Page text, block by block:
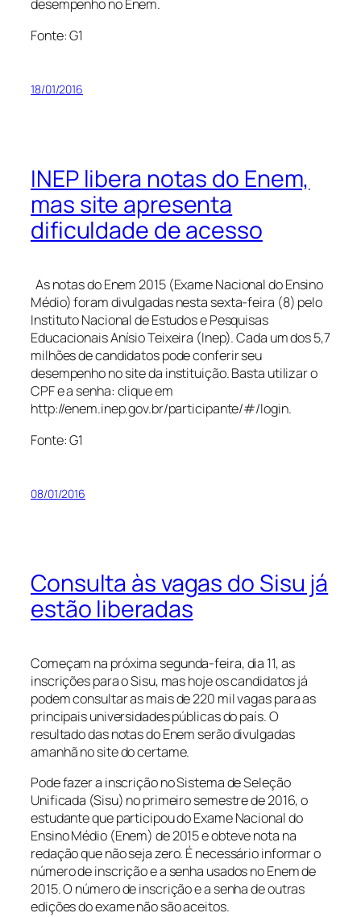
desempenho no Enem.
Fonte: G1
18/01/2016
INEP libera notas do Enem,
mas site apresenta
dificuldade de acesso
As notas do Enem 2015 (Exame Nacional do Ensino
Médio) foram divulgadas nesta sexta-feira (8) pelo
Instituto Nacional de Estudos e Pesquisas
Educacionais Anísio Teixeira (Inep). Cada um dos 5,7
milhões de candidatos pode conferir seu
desempenho no site da instituição. Basta utilizar o
CPF e a senha: clique em
http://enem.inep.gov.br/participante/#/login.
Fonte: G1
08/01/2016
Consulta às vagas do Sisu já
estão liberadas
Começam na próxima segunda-feira, dia 11, as
inscrições para o Sisu, mas hoje os candidatos já
podem consultar as mais de 220 mil vagas para as
principais universidades públicas do país. O
resultado das notas do Enem serão divulgadas
amanhã no site do certame.
Pode fazer a inscrição no Sistema de Seleção
Unificada (Sisu) no primeiro semestre de 2016, o
estudante que participou do Exame Nacional do
Ensino Médio (Enem) de 2015 e obteve nota na
redação que não seja zero. É necessário informar o
número de inscrição e a senha usados no Enem de
2015. O número de inscrição e a senha de outras
edições do exame não são aceitos.